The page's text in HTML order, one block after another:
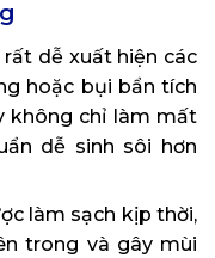
dễ xuất hiện các
hoặc bụi bẩn tích
không chỉ làm mất
dễ sinh sôi hơn
làm sạch kịp thời,
trong và gây mùi